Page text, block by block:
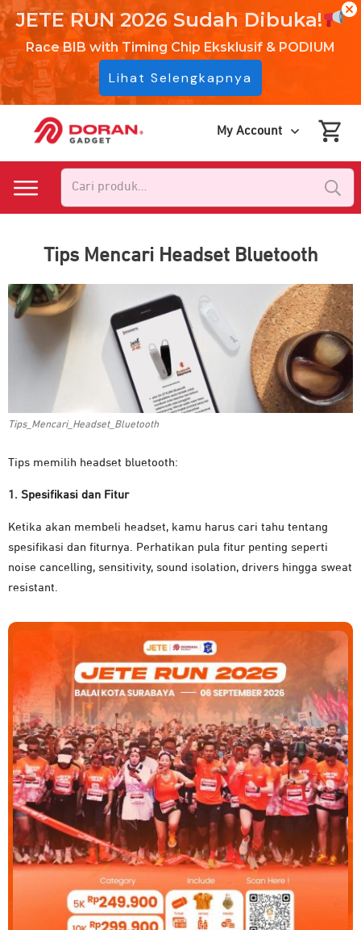
My Account
Tips Mencari Headset Bluetooth
Tips_Mencari_Headset_Bluetooth
Tips memilih headset bluetooth:
1. Spesifikasi dan Fitur
Ketika akan membeli headset, kamu harus cari tahu tentang
spesifikasi dan fiturnya. Perhatikan pula fitur penting seperti
noise cancelling, sensitivity, sound isolation, drivers hingga sweat
resistant.
JETE RUN 2026 Sudah Dibuka!
Race BIB with Timing Chip Eksklusif & PODIUM
Lihat Selengkapnya